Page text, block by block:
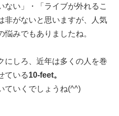
ない」・「ライブが外れるこ
非がないと思いますが、人気
みでもありましたね。
にしろ、近年は多くの人を巻
ている10-feet。
ていくでしょうね(^^)